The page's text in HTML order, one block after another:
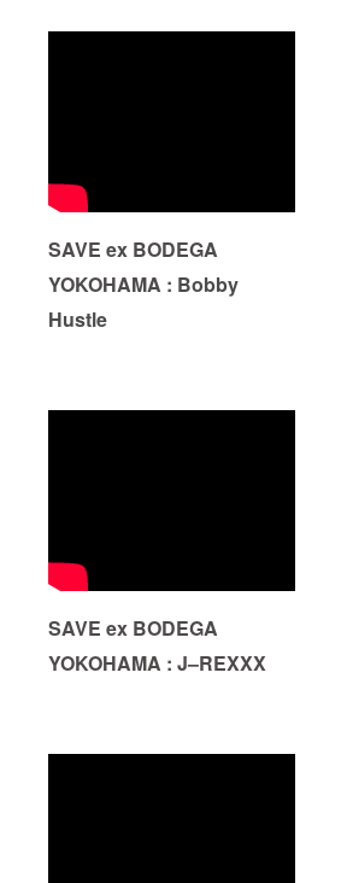
SAVE ex BODEGA
YOKOHAMA : Bobby
Hustle
SAVE ex BODEGA
YOKOHAMA : J–REXXX